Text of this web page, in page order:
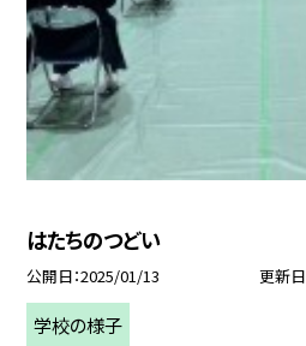
はたちのつどい
公開日 2025/01/13 更新日
学校の様子